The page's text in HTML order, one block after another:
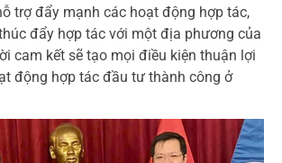
trợ đẩy mạnh các hoạt động hợp tác,
đẩy hợp tác với một địa phương của
cam kết sẽ tạo mọi điều kiện thuận lợi
động hợp tác đầu tư thành công ở